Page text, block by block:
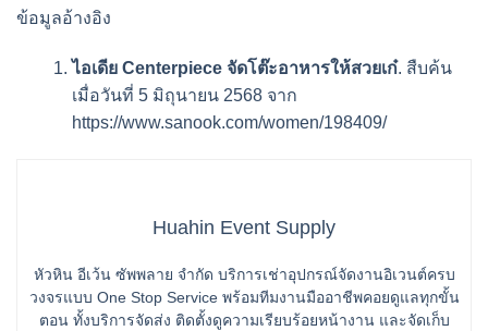
ข้อมูลอ้างอิง
ไอเดีย Centerpiece จัดโต๊ะอาหารให้สวยเก๋. สืบค้น
เมื่อวันที่ 5 มิถุนายน 2568 จาก
https://www.sanook.com/women/198409/
Huahin Event Supply
หัวหิน อีเว้น ซัพพลาย จำกัด บริการเช่าอุปกรณ์จัดงานอิเวนต์ครบ
วงจรแบบ One Stop Service พร้อมทีมงานมืออาชีพคอยดูแลทุกขั้น
ตอน ทั้งบริการจัดส่ง ติดตั้งดูความเรียบร้อยหน้างาน และจัดเก็บ